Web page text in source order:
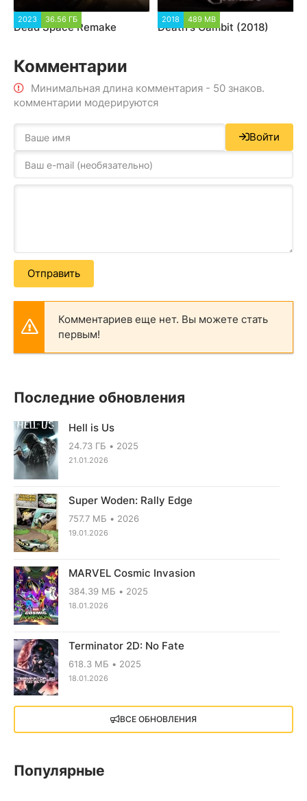
2023 36.56 ГБ
Dead Space Remake
2018 489 MB
Death's Gambit (2018)
Комментарии
Минимальная длина комментария - 50 знаков.
комментарии модерируются
Войти
Отправить
Комментариев еще нет. Вы можете стать
первым!
Последние обновления
Hell is Us
24.73 ГБ 2025
21.01.2026
Super Woden: Rally Edge
757.7 МБ 2026
19.01.2026
MARVEL Cosmic Invasion
384.39 МБ 2025
18.01.2026
Terminator 2D: No Fate
618.3 МБ 2025
18.01.2026
X4: Foundations (2018)
13.73 GB 2018
ВСЕ ОБНОВЛЕНИЯ
Популярные